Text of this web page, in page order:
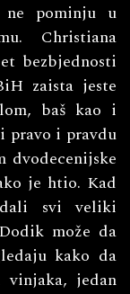
pominju u
Christiana
bezbjednosti
zaista jeste
baš kao i
pravo i pravdu
je htio. Kad
svi veliki
može da
kako da
vinjaka, jedan